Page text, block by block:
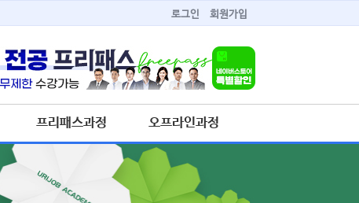
로그인 회원가입
프리패스과정 오프라인과정